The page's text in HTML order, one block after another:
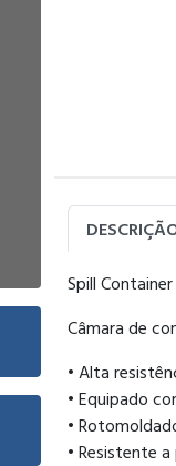
Spill
Câmara de
• Alta
• Equipado
•
• Resistente